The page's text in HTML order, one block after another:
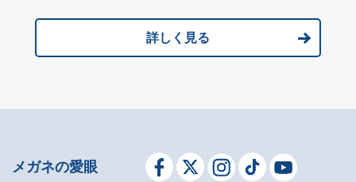
詳しく見る
メガネの愛眼